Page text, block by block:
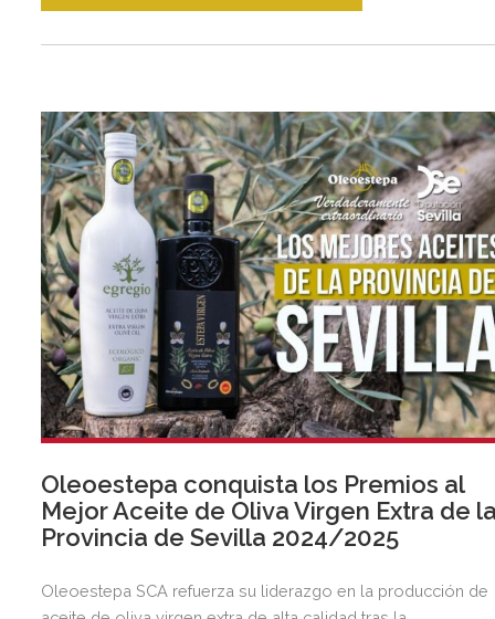
Oleoestepa conquista los Premios al
Mejor Aceite de Oliva Virgen Extra de
Provincia de Sevilla 2024/2025
Oleoestepa SCA refuerza su liderazgo en la producción de